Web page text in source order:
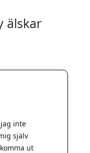
älskar
inte
själv
ut